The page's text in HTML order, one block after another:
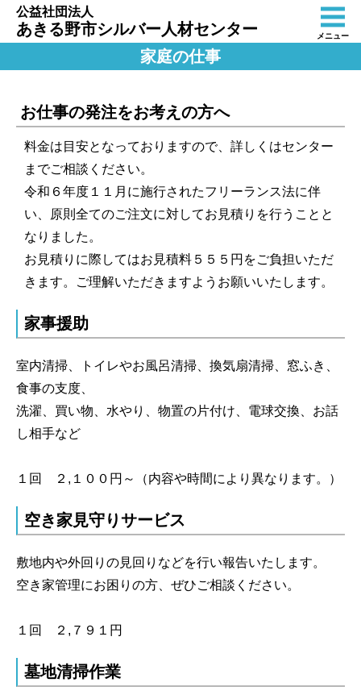
公益社団法人
あきる野市シルバー人材センター メニュー
家庭の仕事
お仕事の発注をお考えの方へ
料金は目安となっておりますので、詳しくはセンター
までご相談ください。
令和６年度１１月に施行されたフリーランス法に伴
い、原則全てのご注文に対してお見積りを行うことと
なりました。
お見積りに際してはお見積料５５５円をご負担いただ
きます。ご理解いただきますようお願いいたします。
家事援助
室内清掃、トイレやお風呂清掃、換気扇清掃、窓ふき、
食事の支度、
洗濯、買い物、水やり、物置の片付け、電球交換、お話
し相手など
１回 ２,１００円～（内容や時間により異なります。）
空き家見守りサービス
敷地内や外回りの見回りなどを行い報告いたします。
空き家管理にお困りの方、ぜひご相談ください。
１回 ２,７９１円
墓地清掃作業